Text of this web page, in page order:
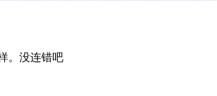
。没连错吧